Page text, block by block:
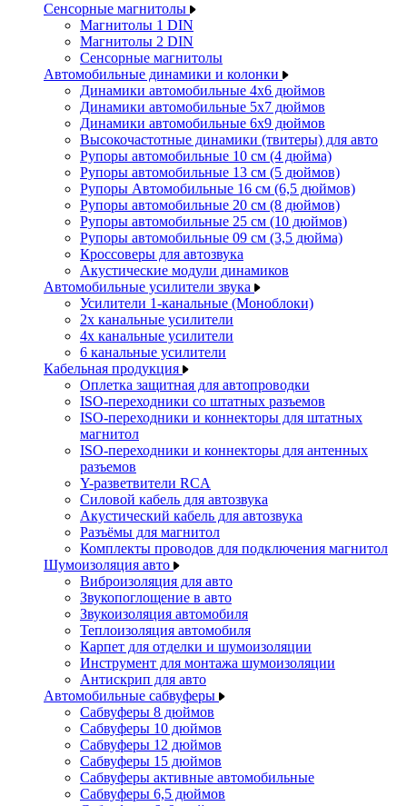
Сенсорные магнитолы
Магнитолы 1 DIN
Магнитолы 2 DIN
Сенсорные магнитолы
Автомобильные динамики и колонки
Динамики автомобильные 4x6 дюймов
Динамики автомобильные 5x7 дюймов
Динамики автомобильные 6x9 дюймов
Высокочастотные динамики (твитеры) для авто
Рупоры автомобильные 10 см (4 дюйма)
Рупоры автомобильные 13 см (5 дюймов)
Рупоры Автомобильные 16 см (6,5 дюймов)
Рупоры автомобильные 20 см (8 дюймов)
Рупоры автомобильные 25 см (10 дюймов)
Рупоры автомобильные 09 см (3,5 дюйма)
Кроссоверы для автозвука
Акустические модули динамиков
Автомобильные усилители звука
Усилители 1-канальные (Моноблоки)
2х канальные усилители
4х канальные усилители
6 канальные усилители
Кабельная продукция
Оплетка защитная для автопроводки
ISO-переходники со штатных разъемов
ISO-переходники и коннекторы для штатных
магнитол
ISO-переходники и коннекторы для антенных
разъемов
Y-разветвители RCA
Силовой кабель для автозвука
Акустический кабель для автозвука
Разъёмы для магнитол
Комплекты проводов для подключения магнитол
Шумоизоляция авто
Виброизоляция для авто
Звукопоглощение в авто
Звукоизоляция автомобиля
Теплоизоляция автомобиля
Карпет для отделки и шумоизоляции
Инструмент для монтажа шумоизоляции
Антискрип для авто
Автомобильные сабвуферы
Сабвуферы 8 дюймов
Сабвуферы 10 дюймов
Сабвуферы 12 дюймов
Сабвуферы 15 дюймов
Сабвуферы активные автомобильные
Сабвуферы 6,5 дюймов